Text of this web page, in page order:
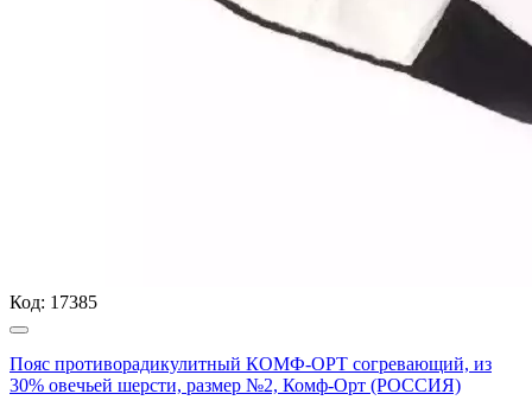
Код: 17385
Пояс противорадикулитный КОМФ-ОРТ согревающий, из
30% овечьей шерсти, размер №2, Комф-Орт (РОССИЯ)